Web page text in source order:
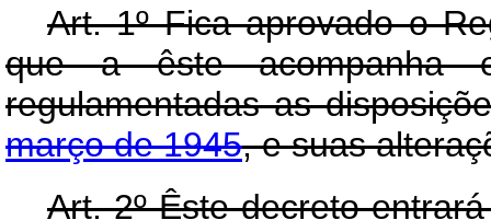
Art. 1º Fica aprovado o
que a êste acompanha
regulamentadas as
março de 1945, e suas
Art. 2º Êste decreto